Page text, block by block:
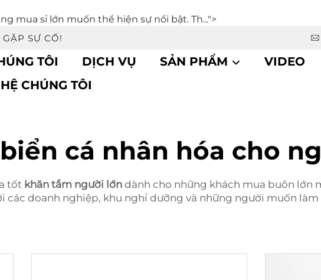
mua sỉ lớn muốn thể hiện sự nổi bật. Th...">
SỰ CỐ!
TÔI DỊCH VỤ SẢN PHẨM
VIDEO
CHÚNG TÔI
cá nhân hóa cho
tốt khăn tắm người lớn dành cho những khách mua buôn lớn
các doanh nghiệp, khu nghỉ dưỡng và những người muốn